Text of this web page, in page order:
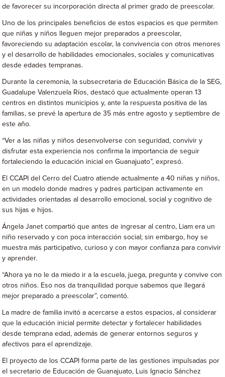
de favorecer su incorporación directa al primer grado de preescolar.
Uno de los principales beneficios de estos espacios es que permiten
que niñas y niños lleguen mejor preparados a preescolar,
favoreciendo su adaptación escolar, la convivencia con otros menores
y el desarrollo de habilidades emocionales, sociales y comunicativas
desde edades tempranas.
Durante la ceremonia, la subsecretaria de Educación Básica de la SEG,
Guadalupe Valenzuela Ríos, destacó que actualmente operan 13
centros en distintos municipios y, ante la respuesta positiva de las
familias, se prevé la apertura de 35 más entre agosto y septiembre de
este año.
“Ver a las niñas y niños desenvolverse con seguridad, convivir y
disfrutar esta experiencia nos confirma la importancia de seguir
fortaleciendo la educación inicial en Guanajuato”, expresó.
El CCAPI del Cerro del Cuatro atiende actualmente a 40 niñas y niños,
en un modelo donde madres y padres participan activamente en
actividades orientadas al desarrollo emocional, social y cognitivo de
sus hijas e hijos.
Ángela Janet compartió que antes de ingresar al centro, Liam era un
niño reservado y con poca interacción social; sin embargo, hoy se
muestra más participativo, curioso y con mayor confianza para convivir
y aprender.
“Ahora ya no le da miedo ir a la escuela, juega, pregunta y convive con
otros niños. Eso nos da tranquilidad porque sabemos que llegará
mejor preparado a preescolar”, comentó.
La madre de familia invitó a acercarse a estos espacios, al considerar
que la educación inicial permite detectar y fortalecer habilidades
desde temprana edad, además de generar entornos seguros y
afectivos para el aprendizaje.
El proyecto de los CCAPI forma parte de las gestiones impulsadas por
el secretario de Educación de Guanajuato, Luis Ignacio Sánchez